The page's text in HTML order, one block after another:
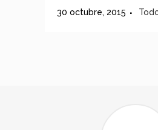
30 octubre, 2015